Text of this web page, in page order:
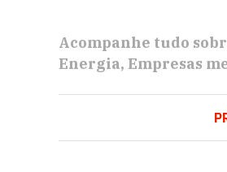
Acompanhe tudo
Energia Empresas